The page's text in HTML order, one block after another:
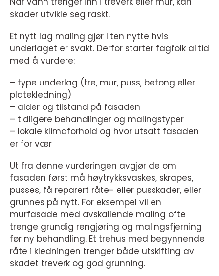
skader utvikle seg raskt.
Et nytt lag maling gjør liten nytte hvis
underlaget er svakt. Derfor starter fagfolk alltid
med å vurdere:
– type underlag (tre, mur, puss, betong eller
platekledning)
– alder og tilstand på fasaden
– tidligere behandlinger og malingstyper
– lokale klimaforhold og hvor utsatt fasaden
er for vær
Ut fra denne vurderingen avgjør de om
fasaden først må høytrykksvaskes, skrapes,
pusses, få reparert råte- eller pusskader, eller
grunnes på nytt. For eksempel vil en
murfasade med avskallende maling ofte
trenge grundig rengjøring og malingsfjerning
før ny behandling. Et trehus med begynnende
råte i kledningen trenger både utskifting av
skadet treverk og god grunning.